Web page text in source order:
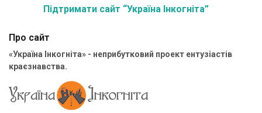
Підтримати сайт “Україна Інкогніта”
Про сайт
«Україна Інкогніта» - неприбутковий проект ентузіастів
краєзнавства.